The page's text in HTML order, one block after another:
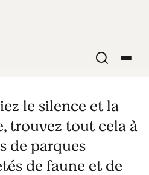
le silence et la
trouvez tout cela à
de parques
de faune et de